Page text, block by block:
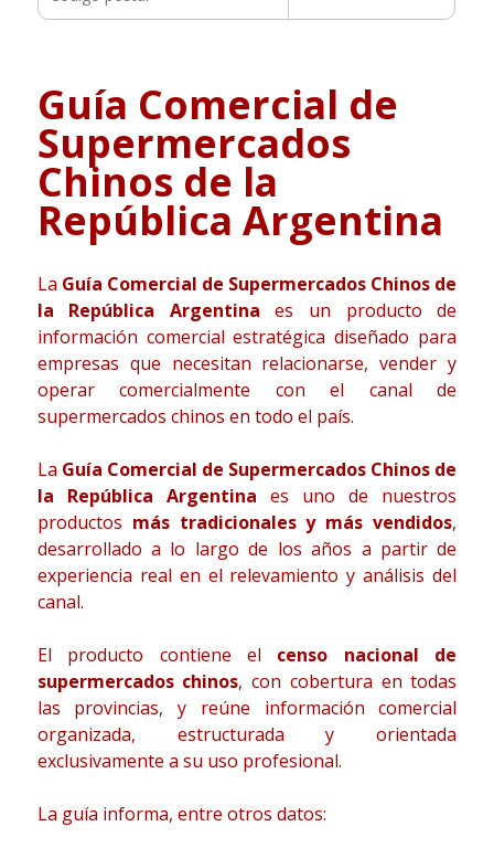
Guía Comercial de
Supermercados
Chinos de la
República Argentina
La Guía Comercial de Supermercados Chinos de
la República Argentina es un producto de
información comercial estratégica diseñado para
empresas que necesitan relacionarse, vender y
operar comercialmente con el canal de
supermercados chinos en todo el país.
La Guía Comercial de Supermercados Chinos de
la República Argentina es uno de nuestros
productos más tradicionales y más vendidos,
desarrollado a lo largo de los años a partir de
experiencia real en el relevamiento y análisis del
canal.
El producto contiene el censo nacional de
supermercados chinos, con cobertura en todas
las provincias, y reúne información comercial
organizada, estructurada y orientada
exclusivamente a su uso profesional.
La guía informa, entre otros datos: